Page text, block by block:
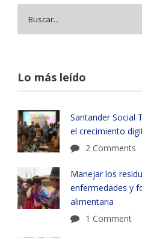
Lo más leído
Santander Social
el crecimiento
2 Comments
Manejar los
enfermedades y
alimentaria
1 Comment